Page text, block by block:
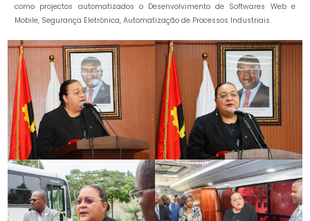
como projectos automatizados o Desenvolvimento de Softwares Web e
Mobile, Segurança Eletrónica, Automatização de Processos Industriais.